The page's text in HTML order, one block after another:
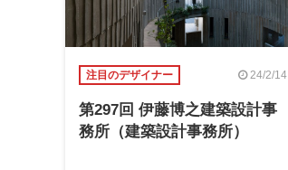
注目のデザイナー 24/2/14
第297回 伊藤博之建築設計事
務所（建築設計事務所）